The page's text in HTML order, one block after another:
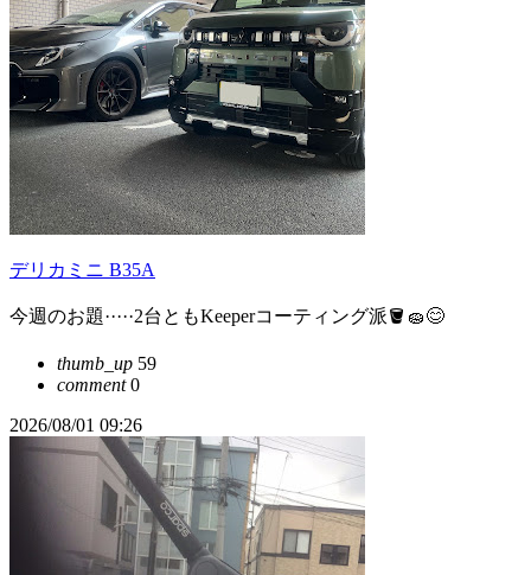
デリカミニ B35A
今週のお題·····2台ともKeeperコーティング派🪣🧽😊
thumb_up 59
comment0
2026/08/01 09:26